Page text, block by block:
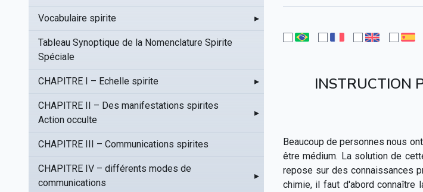
Vocabulaire spirite ▸
Tableau Synoptique de la Nomenclature Spirite
Spéciale
CHAPITRE I – Echelle spirite ▸
CHAPITRE II – Des manifestations spirites
Action occulte
▸
CHAPITRE III – Communications spirites
CHAPITRE IV – différents modes de
communications
▸
INSTRUCTION
Beaucoup de personnes nous
être médium. La solution de
repose sur des connaissances
chimie, il faut d'abord connaître